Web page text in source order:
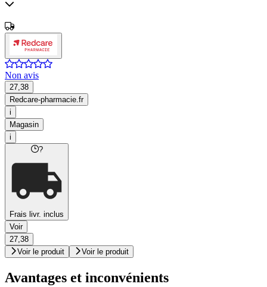
Non avis
27,38
Redcare-pharmacie.fr
i
Magasin
i
?
Frais livr. inclus
Voir
27,38
Voir le produit
Voir le produit
Avantages et inconvénients